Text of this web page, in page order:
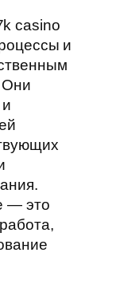
casino
и
Они
— это